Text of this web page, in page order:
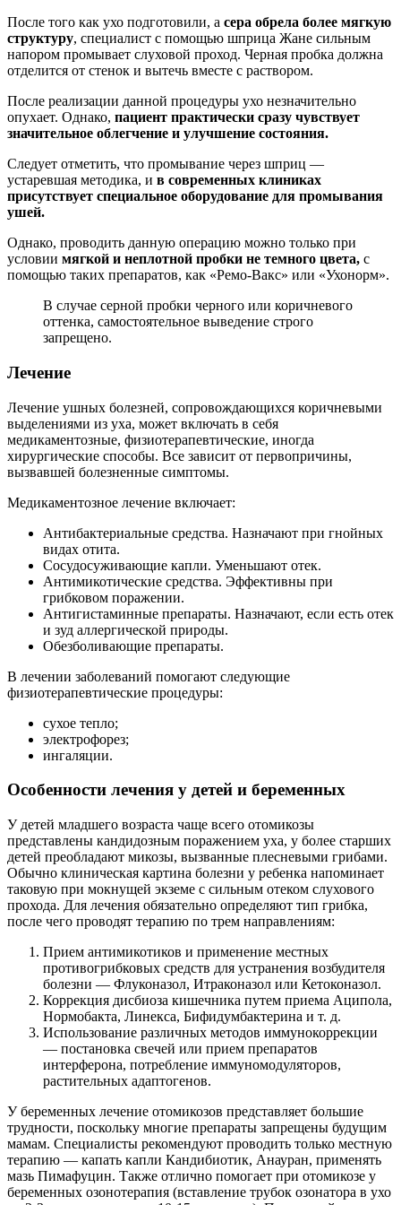
После того как ухо подготовили, а сера обрела более мягкую
структуру, специалист с помощью шприца Жане сильным
напором промывает слуховой проход. Черная пробка должна
отделится от стенок и вытечь вместе с раствором.
После реализации данной процедуры ухо незначительно
опухает. Однако, пациент практически сразу чувствует
значительное облегчение и улучшение состояния.
Следует отметить, что промывание через шприц —
устаревшая методика, и в современных клиниках
присутствует специальное оборудование для промывания
ушей.
Однако, проводить данную операцию можно только при
условии мягкой и неплотной пробки не темного цвета, с
помощью таких препаратов, как «Ремо-Вакс» или «Ухонорм».
В случае серной пробки черного или коричневого
оттенка, самостоятельное выведение строго
запрещено.
Лечение
Лечение ушных болезней, сопровождающихся коричневыми
выделениями из уха, может включать в себя
медикаментозные, физиотерапевтические, иногда
хирургические способы. Все зависит от первопричины,
вызвавшей болезненные симптомы.
Медикаментозное лечение включает:
Антибактериальные средства. Назначают при гнойных
видах отита.
Сосудосуживающие капли. Уменьшают отек.
Антимикотические средства. Эффективны при
грибковом поражении.
Антигистаминные препараты. Назначают, если есть отек
и зуд аллергической природы.
Обезболивающие препараты.
В лечении заболеваний помогают следующие
физиотерапевтические процедуры:
сухое тепло;
электрофорез;
ингаляции.
Особенности лечения у детей и беременных
У детей младшего возраста чаще всего отомикозы
представлены кандидозным поражением уха, у более старших
детей преобладают микозы, вызванные плесневыми грибами.
Обычно клиническая картина болезни у ребенка напоминает
таковую при мокнущей экземе с сильным отеком слухового
прохода. Для лечения обязательно определяют тип грибка,
после чего проводят терапию по трем направлениям:
Прием антимикотиков и применение местных
противогрибковых средств для устранения возбудителя
болезни — Флуконазол, Итраконазол или Кетоконазол.
Коррекция дисбиоза кишечника путем приема Аципола,
Нормобакта, Линекса, Бифидумбактерина и т. д.
Использование различных методов иммунокоррекции
— постановка свечей или прием препаратов
интерферона, потребление иммуномодуляторов,
растительных адаптогенов.
У беременных лечение отомикозов представляет большие
трудности, поскольку многие препараты запрещены будущим
мамам. Специалисты рекомендуют проводить только местную
терапию — капать капли Кандибиотик, Анауран, применять
мазь Пимафуцин. Также отлично помогает при отомикозе у
беременных озонотерапия (вставление трубок озонатора в ухо